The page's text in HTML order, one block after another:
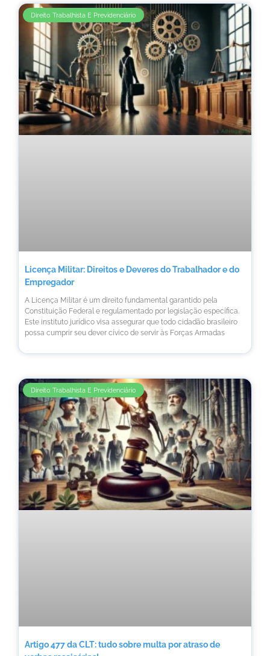
Direito Trabalhista E Previdenciário
Licença Militar: Direitos e Deveres do Trabalhador e do
Empregador
A Licença Militar é um direito fundamental garantido pela
Constituição Federal e regulamentado por legislação específica.
Este instituto jurídico visa assegurar que todo cidadão brasileiro
possa cumprir seu dever cívico de servir às Forças Armadas
Direito Trabalhista E Previdenciário
Artigo 477 da CLT: tudo sobre multa por atraso de